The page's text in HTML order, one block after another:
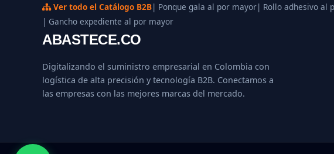
Ver todo el Catálogo B2B| Ponque gala al por mayor| Rollo adhesivo al
| Gancho expediente al por mayor
ABASTECE.CO
Digitalizando el suministro empresarial en Colombia con
logística de alta precisión y tecnología B2B. Conectamos a
las empresas con las mejores marcas del mercado.